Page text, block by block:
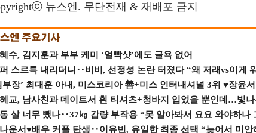
뉴스엔. 무단전재 & 재배포 금지
수, 김지훈과 부부 케미 ‘얼빡샷’에도 굴욕 없어
스르륵 내리더니‥비비, 선정성 논란 터졌다 “왜 저래vs이게
부장’ 최대훈 아내, 미스코리아 善+미스 인터내셔널 3위 ♥장윤
교, 남사친과 데이트서 흰 티셔츠+청바지 입었을 뿐인데…빛나
살 너무 뺐나‥37㎏ 감량 부작용 “못 알아봐서 요요 와야하나
운서♥배우 커플 탄생‥이유빈, 유일한 최종 선택 “늦어서 미안